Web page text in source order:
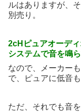
ルはありますが、
別売り。
2cHピュアオーデ
システムで音を鳴
なので、メーカー
で、ピュアに低音
ただ、それでも音